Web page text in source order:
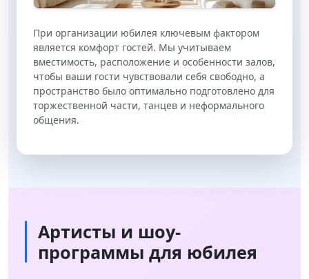
При организации юбилея ключевым фактором
является комфорт гостей. Мы учитываем
вместимость, расположение и особенности залов,
чтобы ваши гости чувствовали себя свободно, а
пространство было оптимально подготовлено для
торжественной части, танцев и неформального
общения.
Артисты и шоу-
программы для юбилея